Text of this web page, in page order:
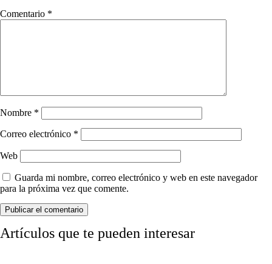
Comentario *
Nombre *
Correo electrónico *
Web
Guarda mi nombre, correo electrónico y web en este navegador
para la próxima vez que comente.
Artículos que te pueden interesar